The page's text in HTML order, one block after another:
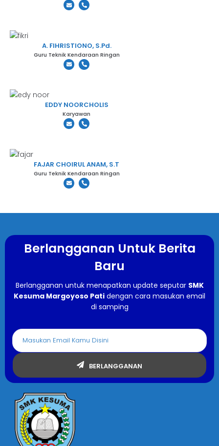
A. FIHRISTIONO, S.Pd.
Guru Teknik Kendaraan Ringan
EDDY NOORCHOLIS
Karyawan
FAJAR CHOIRUL ANAM, S.T
Guru Teknik Kendaraan Ringan
Berlangganan Untuk Berita
Baru
Berlangganan untuk menapatkan update seputar SMK
Kesuma Margoyoso Pati dengan cara masukan email
di samping
BERLANGGANAN